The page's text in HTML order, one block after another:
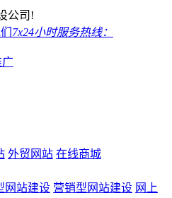
公司!
7x24小时服务热线：
外贸网站 在线商城
网站建设 营销型网站建设 网上